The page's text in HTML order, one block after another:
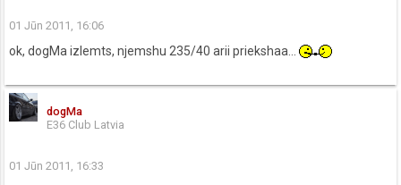
01 Jūn 2011, 16:06
ok, dogMa izlemts, njemshu 235/40 arii priekshaa...
dogMa
E36 Club Latvia
01 Jūn 2011, 16:33